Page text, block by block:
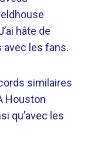
hâte de
avec les fans.
similaires
Houston
qu’avec les